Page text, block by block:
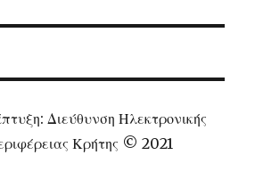
Διεύθυνση Ηλεκτρονικής
Κρήτης © 2021